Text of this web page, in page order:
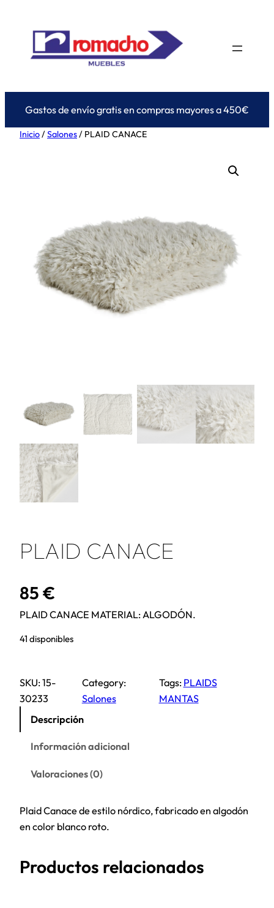
contenido
Gastos de envío gratis en compras mayores a 450€
Inicio/Salones/ PLAID CANACE
PLAID CANACE
85 €
PLAID CANACE MATERIAL: ALGODÓN.
41 disponibles
SKU:15-
30233
Category:
Salones
Tags: PLAIDS
MANTAS
Descripción
Información adicional
Valoraciones (0)
Plaid Canace de estilo nórdico, fabricado en algodón
en color blanco roto.
Productos relacionados